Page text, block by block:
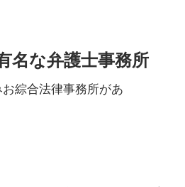
名な弁護士事務所
綜合法律事務所があ